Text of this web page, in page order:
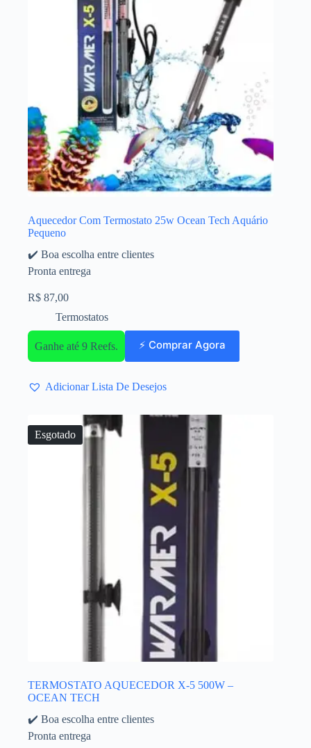
Aquecedor Com Termostato 25w Ocean Tech Aquário
Pequeno
✔️ Boa escolha entre clientes
Pronta entrega
R$ 87,00
Termostatos
Ganhe até 9 Reefs. ⚡ Comprar Agora
Adicionar Lista De Desejos
Esgotado
TERMOSTATO AQUECEDOR X-5 500W –
OCEAN TECH
✔️ Boa escolha entre clientes
Pronta entrega